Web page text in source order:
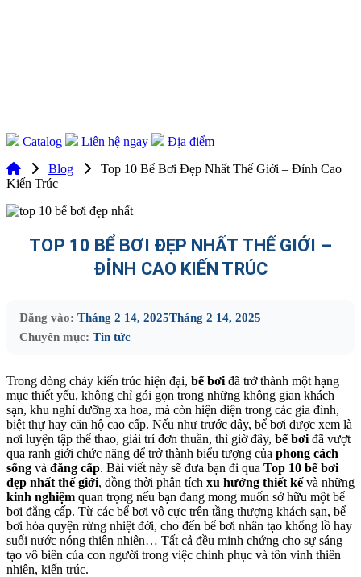
Catalog Liên hệ ngay
Địa điểm
Blog
Top 10 Bể Bơi Đẹp Nhất Thế Giới – Đỉnh Cao
Kiến Trúc
TOP 10 BỂ BƠI ĐẸP NHẤT THẾ GIỚI –
ĐỈNH CAO KIẾN TRÚC
Đăng vào: Tháng 2 14, 2025Tháng 2 14, 2025
Chuyên mục: Tin tức
Trong dòng chảy kiến trúc hiện đại, bể bơi đã trở thành một hạng
mục thiết yếu, không chỉ gói gọn trong những không gian khách
sạn, khu nghỉ dưỡng xa hoa, mà còn hiện diện trong các gia đình,
biệt thự hay căn hộ cao cấp. Nếu như trước đây, bể bơi được xem là
nơi luyện tập thể thao, giải trí đơn thuần, thì giờ đây, bể bơi đã vượt
qua ranh giới chức năng để trở thành biểu tượng của phong cách
sống và đẳng cấp. Bài viết này sẽ đưa bạn đi qua Top 10 bể bơi
đẹp nhất thế giới, đồng thời phân tích xu hướng thiết kếvà những
kinh nghiệm quan trọng nếu bạn đang mong muốn sở hữu một bể
bơi đẳng cấp. Từ các bể bơi vô cực trên tầng thượng khách sạn, bể
bơi hòa quyện rừng nhiệt đới, cho đến bể bơi nhân tạo khổng lồ hay
suối nước nóng thiên nhiên… Tất cả đều minh chứng cho sự sáng
tạo vô biên của con người trong việc chinh phục và tôn vinh thiên
nhiên, kiến trúc.